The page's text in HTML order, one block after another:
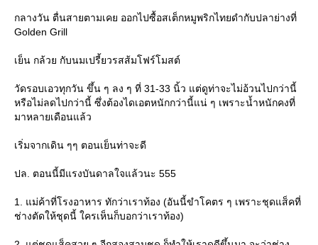
กลางวัน ตื่นสายตามเคย ออกไปซื้อสเต็กหมูพริกไทยดำกับปลาย่างที่
Golden Grill
เย็น กล้วย กับนมเปรี้ยวรสส้มโฟร์โมสต์
วัดรอบเอวทุกวัน ขึ้น ๆ ลง ๆ ที่ 31-33 นิ้ว แต่ดูท่าจะไม่อ้วนไปกว่านี้
หรือไม่ลดไปกว่านี้ ซึ่งต้องไดเอตหนักกว่านี้แน่ ๆ เพราะน้ำหนักคงที่
มาหลายเดือนแล้ว
เริ่มจากเดิน ๆๆ ตอนเย็นท่าจะดี
ปล. ตอนนี้มีแรงบันดาลใจแล้วนะ 555
1. แม่ค้าที่โรงอาหาร ทักว่าเราท้อง (อันนี้ขำโคตร ๆ เพราะชุดแส็คที่
ช่างตัดให้ชุดนี้ ใครเห็นก็บอกว่าเราท้อง)